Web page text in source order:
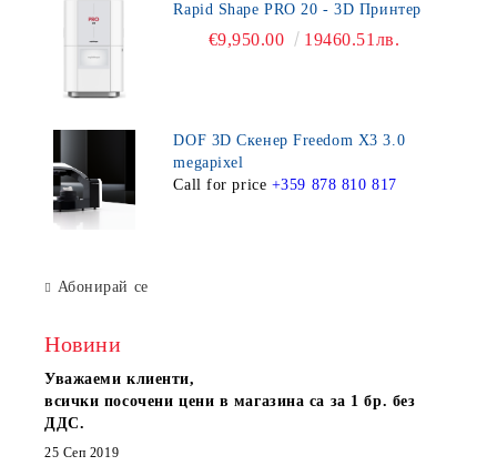
Rapid Shape PRO 20 - 3D Принтер
€9,950.00 19460.51лв.
DOF 3D Скенер Freedom X3 3.0
megapixel
Call for price +359 878 810 817
Абонирай се
Новини
Уважаеми клиенти,
всички посочени цени в магазина са за 1 бр. без
ДДС.
25 Сеп 2019